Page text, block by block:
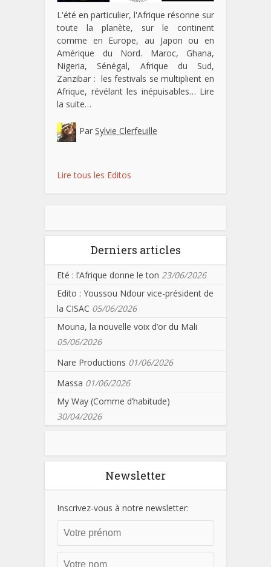
L'été en particulier, l'Afrique résonne sur
toute la planète, sur le continent
comme en Europe, au Japon ou en
Amérique du Nord. Maroc, Ghana,
Nigeria, Sénégal, Afrique du Sud,
Zanzibar : les festivals se multiplient en
Afrique, révélant les inépuisables… Lire
la suite…
Par Sylvie Clerfeuille
Lire tous les Editos
Derniers articles
Eté : l’Afrique donne le ton 23/06/2026
Edito : Youssou Ndour vice-président de
la CISAC 05/06/2026
Mouna, la nouvelle voix d’or du Mali
05/06/2026
Nare Productions 01/06/2026
Massa 01/06/2026
My Way (Comme d’habitude)
30/04/2026
Newsletter
Inscrivez-vous à notre newsletter: